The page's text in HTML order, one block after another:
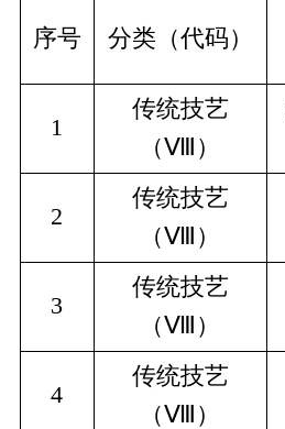
序号 分类（代码）
1
传统技艺
（Ⅷ）
2
传统技艺
（Ⅷ）
3
传统技艺
（Ⅷ）
4
传统技艺
（Ⅷ）